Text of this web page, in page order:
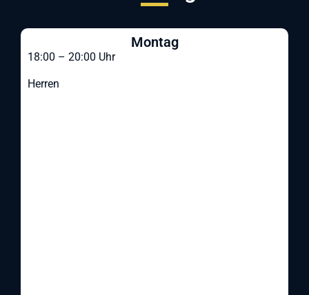
Montag
18:00 – 20:00 Uhr
Herren